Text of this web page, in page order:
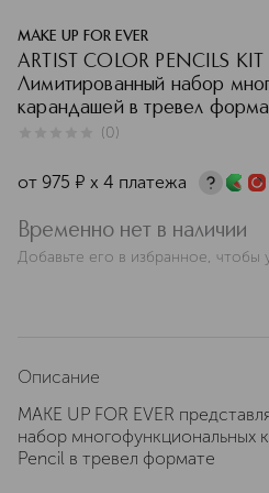
MAKE UP FOR EVER
ARTIST COLOR PENCILS
Лимитированный набор
карандашей в тревел
(0)
от 975 ¤ х 4 платежа
Временно нет в наличии
Добавьте его в избранное, чтобы
Описание
MAKE UP FOR EVER
набор многофункциональных
Pencil в тревел формате